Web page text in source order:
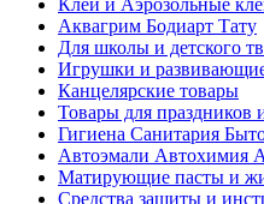
Клеи и Аэрозольные
Аквагрим Бодиарт Тату
Для школы и детского
Игрушки и
Канцелярские товары
Товары для праздников
Гигиена Санитария
Автоэмали Автохимия
Матирующие пасты и
Средства защиты и